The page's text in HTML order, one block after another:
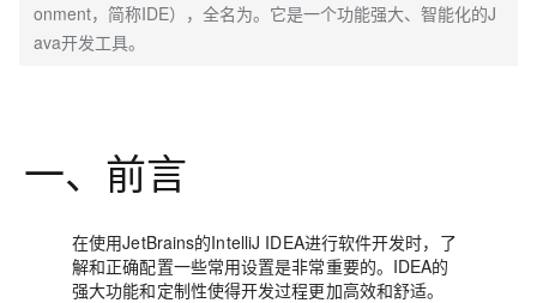
onment，简称IDE），全名为。它是一个功能强大、智能化的J
ava开发工具。
一、前言
在使用JetBrains的IntelliJ IDEA进行软件开发时，了
解和正确配置一些常用设置是非常重要的。IDEA的
强大功能和定制性使得开发过程更加高效和舒适。